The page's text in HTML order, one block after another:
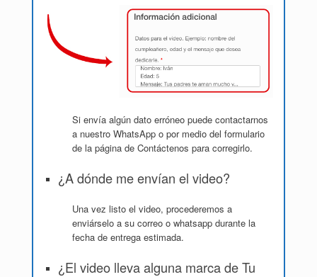
Si envía algún dato erróneo puede contactarnos
a nuestro WhatsApp o por medio del formulario
de la página de Contáctenos para corregirlo.
¿A dónde me envían el video?
Una vez listo el video, procederemos a
enviárselo a su correo o whatsapp durante la
fecha de entrega estimada.
¿El video lleva alguna marca de Tu